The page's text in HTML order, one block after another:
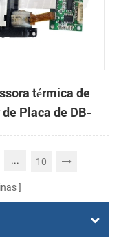
térmica de
Placa de DB-
... 10